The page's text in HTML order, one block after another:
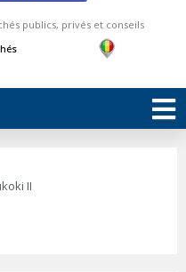
publics, privés et conseils
II